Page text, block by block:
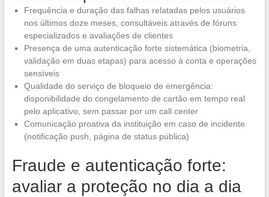
Frequência e duração das falhas relatadas pelos usuários
nos últimos doze meses, consultáveis através de fóruns
especializados e avaliações de clientes
Presença de uma autenticação forte sistemática (biometria,
validação em duas etapas) para acesso à conta e operações
sensíveis
Qualidade do serviço de bloqueio de emergência:
disponibilidade do congelamento de cartão em tempo real
pelo aplicativo, sem passar por um call center
Comunicação proativa da instituição em caso de incidente
(notificação push, página de status pública)
Fraude e autenticação forte:
avaliar a proteção no dia a dia